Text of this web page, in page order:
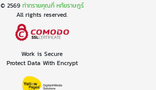
© 2569 ท่าทรายคุณกี่ หทัยราษฎร์
All rights reserved.
Work is Secure
Protect Data With Encrypt